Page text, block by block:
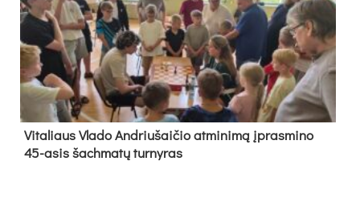
Vi­ta­liaus Vla­do And­riu­šai­čio at­mi­ni­mą įpras­mi­no
45-asis šach­ma­tų tur­ny­ras